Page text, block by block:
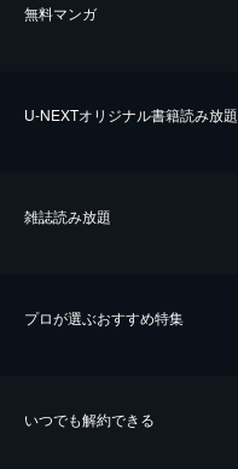
無料マンガ
U-NEXTオリジナル書籍読み放題
雑誌読み放題
プロが選ぶおすすめ特集
いつでも解約できる